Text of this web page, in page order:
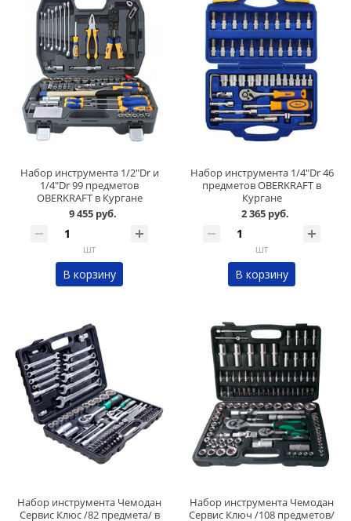
Набор инструмента 1/2"Dr и
1/4"Dr 99 предметов
OBERKRAFT в Кургане
9 455 руб.
шт
В корзину
Набор инструмента 1/4"Dr 46
предметов OBERKRAFT в
Кургане
2 365 руб.
шт
В корзину
Набор инструмента Чемодан
Сервис Клюс /82 предмета/ в
Набор инструмента Чемодан
Сервис Ключ /108 предметов/